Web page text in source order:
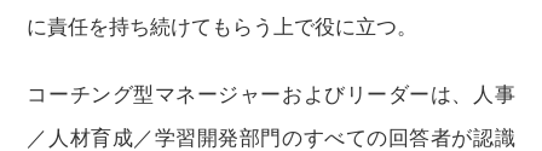
に責任を持ち続けてもらう上で役に立つ。
コーチング型マネージャーおよびリーダーは、人事
／人材育成／学習開発部門のすべての回答者が認識